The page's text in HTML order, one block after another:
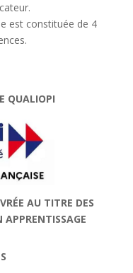
est constituée de 4
QUALIOPI
AU TITRE DES